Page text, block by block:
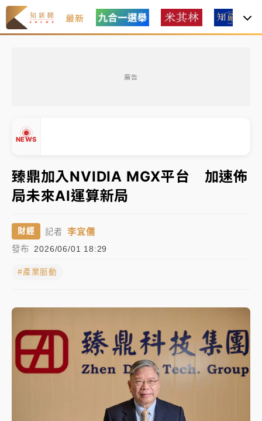
最新
廣告
NEWS
中信慈善基金會想增加董事人數！辜仲諒向法院聲請遭
駁 理由曝光
故宮《龍藏經》特展第2檔！今線上預約開賣一度塞車
周六起展出延長至晚上7時
父親節泡湯了！中颱白海豚雨彈轟3天 「紅到發紫」降
雨熱區曝
旅局回應了
中信慈善基金會想增加董事人數！辜仲諒向法院聲請遭
駁 理由曝光
故宮《龍藏經》特展第2檔！今線上預約開賣一度塞車
周六起展出延長至晚上7時
▲
臻鼎加入NVIDIA MGX平台 加速佈
局未來AI運算新局
財經 記者 李宜儒
發布 2026/06/01 18:29
#產業脈動